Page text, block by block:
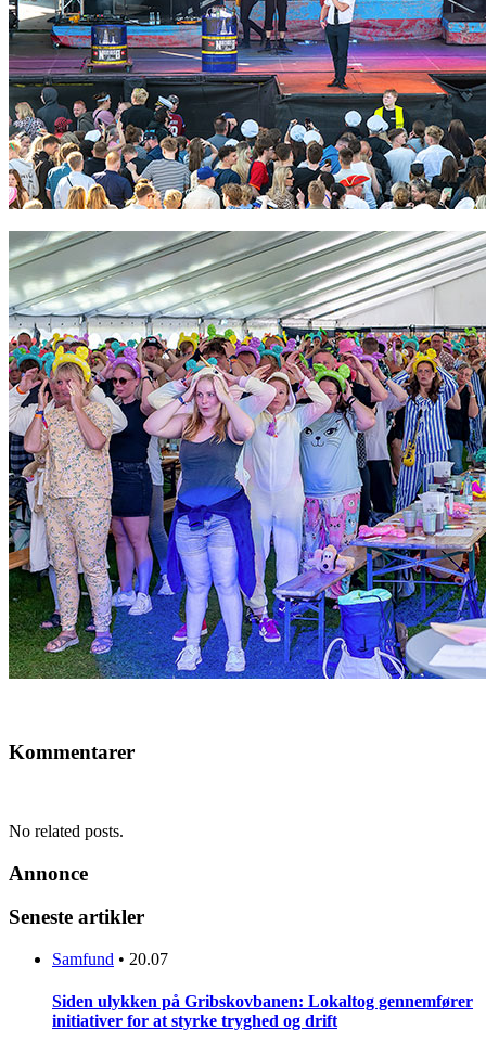
Kommentarer
No related posts.
Annonce
Seneste artikler
Samfund • 20.07
Siden ulykken på Gribskovbanen: Lokaltog gennemfører
initiativer for at styrke tryghed og drift